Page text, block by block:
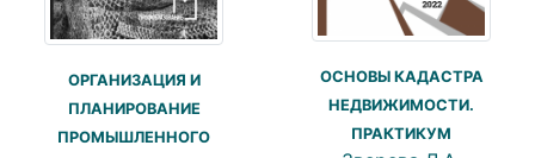
ОРГАНИЗАЦИЯ И
ПЛАНИРОВАНИЕ
ПРОМЫШЛЕННОГО
ОСНОВЫ КАДАСТРА
НЕДВИЖИМОСТИ.
ПРАКТИКУМ